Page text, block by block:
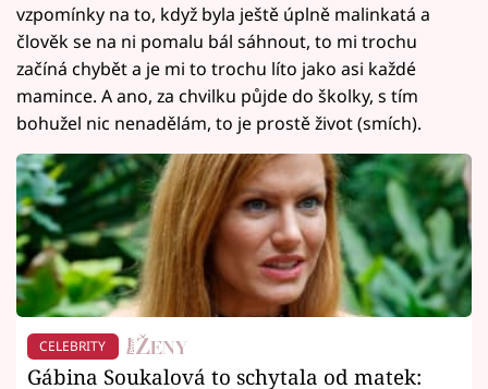
vzpomínky na to, když byla ještě úplně malinkatá a
člověk se na ni pomalu bál sáhnout, to mi trochu
začíná chybět a je mi to trochu líto jako asi každé
mamince. A ano, za chvilku půjde do školky, s tím
bohužel nic nenadělám, to je prostě život (smích).
CELEBRITY
Gábina Soukalová to schytala od matek: